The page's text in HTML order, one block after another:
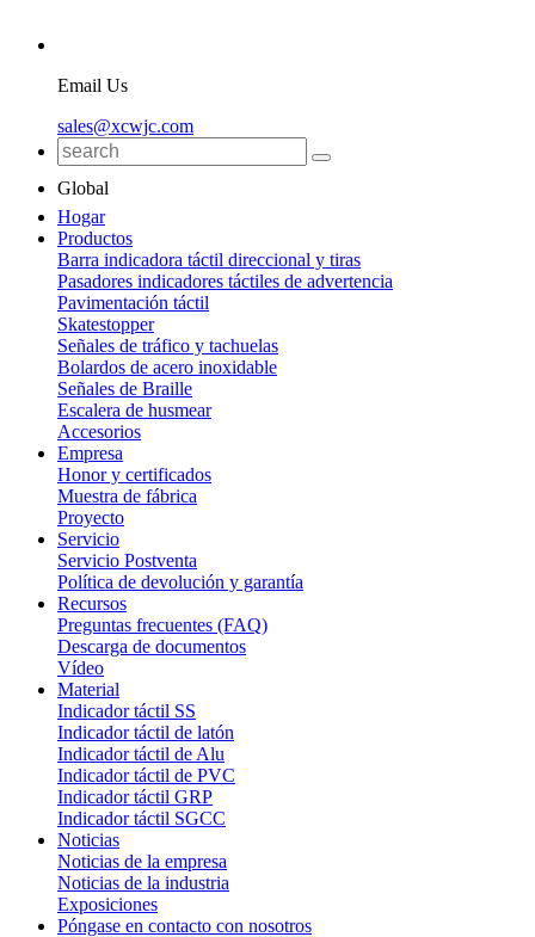
Email Us
sales@xcwjc.com
Global
Hogar
Productos
Barra indicadora táctil direccional y tiras
Pasadores indicadores táctiles de advertencia
Pavimentación táctil
Skatestopper
Señales de tráfico y tachuelas
Bolardos de acero inoxidable
Señales de Braille
Escalera de husmear
Accesorios
Empresa
Honor y certificados
Muestra de fábrica
Proyecto
Servicio
Servicio Postventa
Política de devolución y garantía
Recursos
Preguntas frecuentes (FAQ)
Descarga de documentos
Vídeo
Material
Indicador táctil SS
Indicador táctil de latón
Indicador táctil de Alu
Indicador táctil de PVC
Indicador táctil GRP
Indicador táctil SGCC
Noticias
Noticias de la empresa
Noticias de la industria
Exposiciones
Póngase en contacto con nosotros